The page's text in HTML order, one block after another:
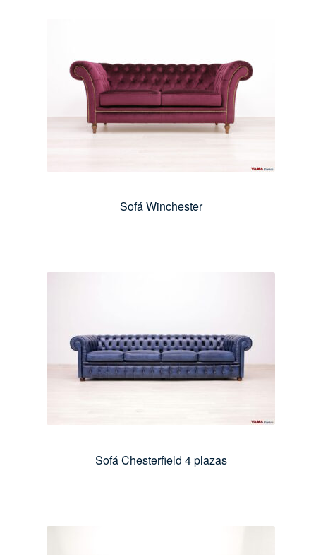
Sofá Winchester
Sofá Chesterfield 4 plazas